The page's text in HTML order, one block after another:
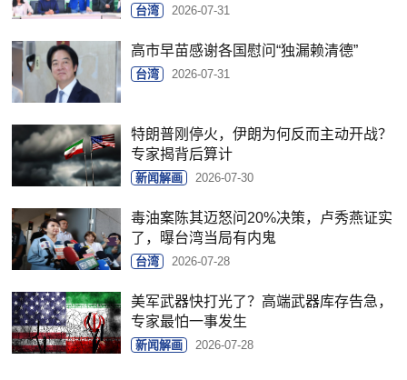
台湾 2026-07-31
高市早苗感谢各国慰问“独漏赖清德”
台湾 2026-07-31
特朗普刚停火，伊朗为何反而主动开战？
专家揭背后算计
新闻解画 2026-07-30
毒油案陈其迈怒问20%决策，卢秀燕证实
了，曝台湾当局有内鬼
台湾 2026-07-28
美军武器快打光了？高端武器库存告急，
专家最怕一事发生
新闻解画 2026-07-28